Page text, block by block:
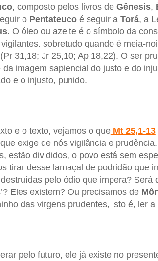
, composto pelos livros de Gênesis,
o Pentateucoé seguir a Torá, a
. O óleo ou azeite é o símbolo da
sobretudo quando é meia-
31,18; Jr 25,10; Ap 18,22). O ser
da imagem sapiencial do justo e do
e o injusto, punido.
e o texto, vejamos o que Mt 25,1-13
exige de nós vigilância e
estão divididos, o povo está sem
tirar desse lamaçal de podridão que
pelo ódio que impera? Será
Eles existem? Ou precisamos de
das virgens prudentes, isto é, ler
pelo futuro, ele já existe no